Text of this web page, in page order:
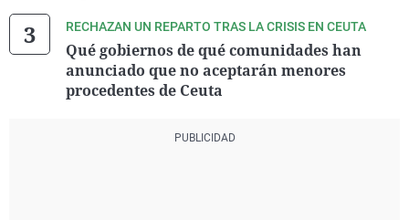
RECHAZAN UN REPARTO TRAS LA CRISIS EN CEUTA
Qué gobiernos de qué comunidades han
anunciado que no aceptarán menores
procedentes de Ceuta